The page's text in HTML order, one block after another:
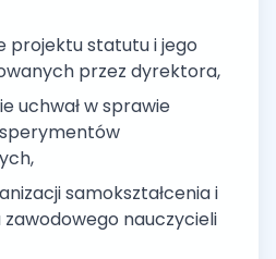
projektu statutu i jego
przez dyrektora,
uchwał w sprawie
samokształcenia i
nauczycieli